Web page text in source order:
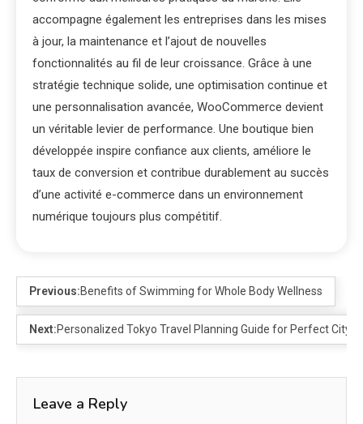
accompagne également les entreprises dans les mises
à jour, la maintenance et l’ajout de nouvelles
fonctionnalités au fil de leur croissance. Grâce à une
stratégie technique solide, une optimisation continue et
une personnalisation avancée, WooCommerce devient
un véritable levier de performance. Une boutique bien
développée inspire confiance aux clients, améliore le
taux de conversion et contribue durablement au succès
d’une activité e-commerce dans un environnement
numérique toujours plus compétitif.
Previous:Benefits of Swimming for Whole Body Wellness
Next:Personalized Tokyo Travel Planning Guide for Perfect City
Leave a Reply